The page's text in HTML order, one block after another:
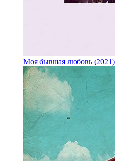
Моя бывшая любовь (2021)